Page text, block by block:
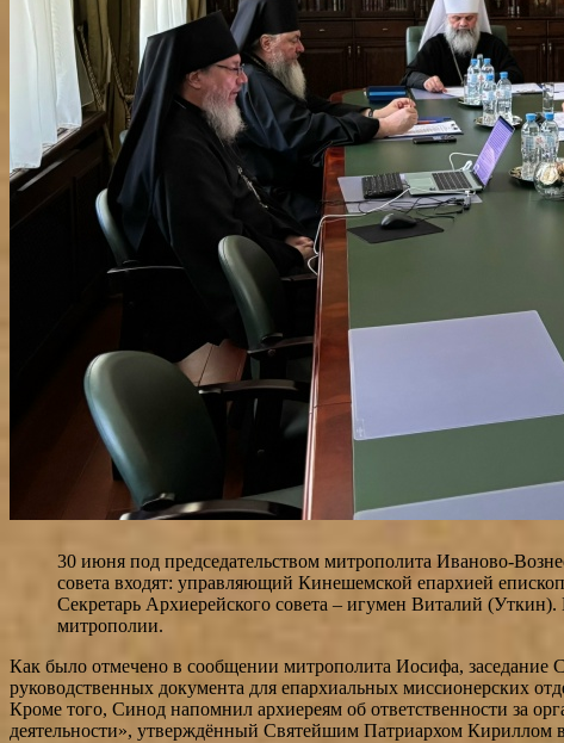
30 июня под председательством митрополита Иваново-
совета входят: управляющий Кинешемской епархией
Секретарь Архиерейского совета – игумен Виталий
митрополии.
Как было отмечено в сообщении митрополита Иосифа,
руководственных документа для епархиальных миссионерских
Кроме того, Синод напомнил архиереям об ответственности за
деятельности», утверждённый Святейшим Патриархом Кириллом